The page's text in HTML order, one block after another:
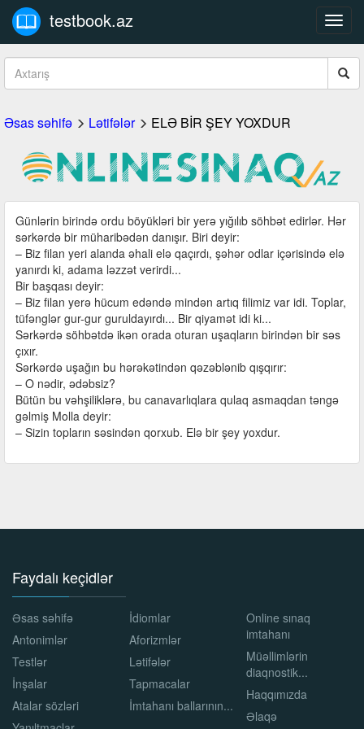
testbook.az
Əsas səhifə Lətifələr ELƏ BİR ŞEY YOXDUR
Günlərin birində ordu böyükləri bir yerə yığılıb söhbət edirlər. Hər
sərkərdə bir müharibədən danışır. Biri deyir:
– Biz filan yeri alanda əhali elə qaçırdı, şəhər odlar içərisində elə
yanırdı ki, adama ləzzət verirdi...
Bir başqası deyir:
– Biz filan yerə hücum edəndə mindən artıq filimiz var idi. Toplar,
tüfənglər gur-gur guruldayırdı... Bir qiyamət idi ki...
Sərkərdə söhbətdə ikən orada oturan uşaqların birindən bir səs
çıxır.
Sərkərdə uşağın bu hərəkətindən qəzəblənib qışqırır:
– O nədir, ədəbsiz?
Bütün bu vəhşiliklərə, bu canavarlıqlara qulaq asmaqdan təngə
gəlmiş Molla deyir:
– Sizin topların səsindən qorxub. Elə bir şey yoxdur.
Faydalı keçidlər
Əsas səhifə
Antonimlər
Testlər
İnşalar
Atalar sözləri
İdiomlar
Aforizmlər
Lətifələr
Tapmacalar
İmtahanı ballarının...
Online sınaq
imtahanı
Müəllimlərin
diaqnostik...
Haqqımızda
Əlaqə